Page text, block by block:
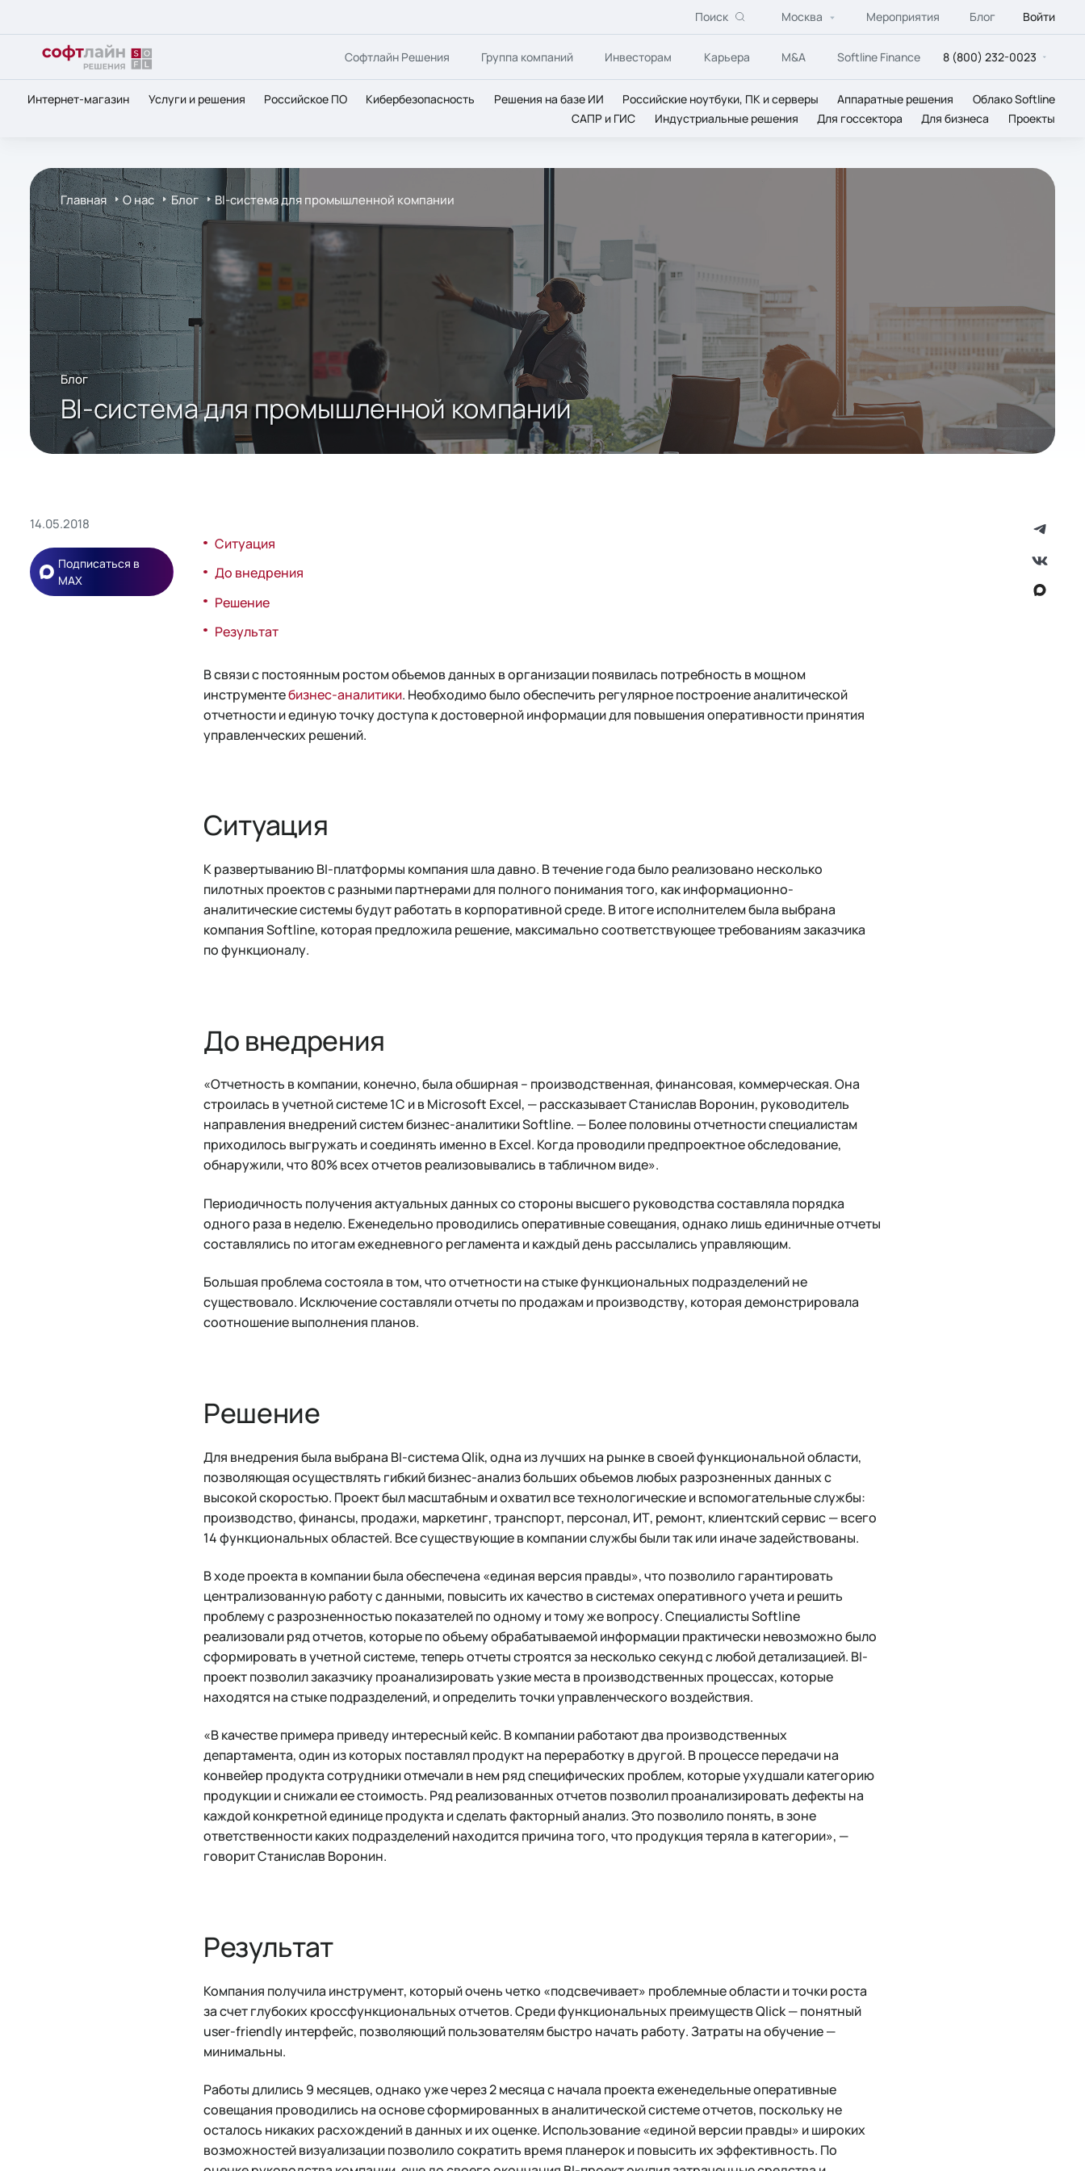
Поиск Москва Мероприятия Блог Войти
Софтлайн Решения Группа компаний Инвесторам Карьера M&A Softline Finance 8 (800) 232-0023
Интернет-магазин Услуги и решения Российское ПО Кибербезопасность Решения на базе ИИ Российские ноутбуки, ПК и серверы Аппаратные решения
Облако Softline
САПР и ГИС
Индустриальные решения Для госсектора Для бизнеса Проекты
Главная О нас Блог BI-система для промышленной компании
Блог
BI-система для промышленной компании
14.05.2018
Подписаться в
MAX
Ситуация
До внедрения
Решение
Результат
В связи с постоянным ростом объемов данных в организации появилась потребность в мощном
инструментебизнес-аналитики. Необходимо было обеспечить регулярное построение аналитической
отчетности и единую точку доступа к достоверной информации для повышения оперативности принятия
управленческих решений.
Ситуация
К развертыванию BI-платформы компания шла давно. В течение года было реализовано несколько
пилотных проектов с разными партнерами для полного понимания того, как информационно-
аналитические системы будут работать в корпоративной среде. В итоге исполнителем была выбрана
компания Softline, которая предложила решение, максимально соответствующее требованиям заказчика
по функционалу.
До внедрения
«Отчетность в компании, конечно, была обширная – производственная, финансовая, коммерческая. Она
строилась в учетной системе 1С и в Microsoft Excel, — рассказывает Станислав Воронин, руководитель
направления внедрений систем бизнес-аналитики Softline. — Более половины отчетности специалистам
приходилось выгружать и соединять именно в Excel. Когда проводили предпроектное обследование,
обнаружили, что 80% всех отчетов реализовывались в табличном виде».
Периодичность получения актуальных данных со стороны высшего руководства составляла порядка
одного раза в неделю. Еженедельно проводились оперативные совещания, однако лишь единичные отчеты
составлялись по итогам ежедневного регламента и каждый день рассылались управляющим.
Большая проблема состояла в том, что отчетности на стыке функциональных подразделений не
существовало. Исключение составляли отчеты по продажам и производству, которая демонстрировала
соотношение выполнения планов.
Решение
Для внедрения была выбрана BI-система Qlik, одна из лучших на рынке в своей функциональной области,
позволяющая осуществлять гибкий бизнес-анализ больших объемов любых разрозненных данных с
высокой скоростью. Проект был масштабным и охватил все технологические и вспомогательные службы:
производство, финансы, продажи, маркетинг, транспорт, персонал, ИТ, ремонт, клиентский сервис — всего
14 функциональных областей. Все существующие в компании службы были так или иначе задействованы.
В ходе проекта в компании была обеспечена «единая версия правды», что позволило гарантировать
централизованную работу с данными, повысить их качество в системах оперативного учета и решить
проблему с разрозненностью показателей по одному и тому же вопросу. Специалисты Softline
реализовали ряд отчетов, которые по объему обрабатываемой информации практически невозможно было
сформировать в учетной системе, теперь отчеты строятся за несколько секунд с любой детализацией. BI-
проект позволил заказчику проанализировать узкие места в производственных процессах, которые
находятся на стыке подразделений, и определить точки управленческого воздействия.
«В качестве примера приведу интересный кейс. В компании работают два производственных
департамента, один из которых поставлял продукт на переработку в другой. В процессе передачи на
конвейер продукта сотрудники отмечали в нем ряд специфических проблем, которые ухудшали категорию
продукции и снижали ее стоимость. Ряд реализованных отчетов позволил проанализировать дефекты на
каждой конкретной единице продукта и сделать факторный анализ. Это позволило понять, в зоне
ответственности каких подразделений находится причина того, что продукция теряла в категории», —
говорит Станислав Воронин.
Результат
Компания получила инструмент, который очень четко «подсвечивает» проблемные области и точки роста
за счет глубоких кроссфункциональных отчетов. Среди функциональных преимуществ Qlick — понятный
user-friendly интерфейс, позволяющий пользователям быстро начать работу. Затраты на обучение —
минимальны.
Работы длились 9 месяцев, однако уже через 2 месяца с начала проекта еженедельные оперативные
совещания проводились на основе сформированных в аналитической системе отчетов, поскольку не
осталось никаких расхождений в данных и их оценке. Использование «единой версии правды» и широких
возможностей визуализации позволило сократить время планерок и повысить их эффективность. По